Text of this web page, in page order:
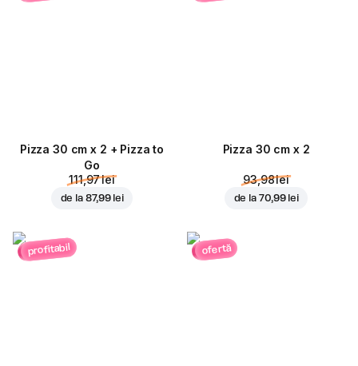
Pizza 30 cm x 2 + Pizza to
Go
111,97 lei
de la 87,99 lei
Pizza 30 cm x 2
93,98 lei
de la 70,99 lei
profitabil ofertă